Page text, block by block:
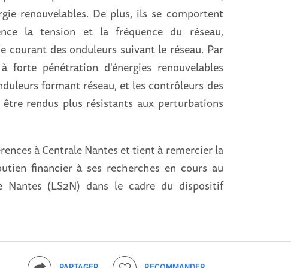
renouvelables. De plus, ils se comportent
la tension et la fréquence du réseau,
des onduleurs suivant le réseau. Par
forte pénétration d'énergies renouvelables
formant réseau, et les contrôleurs des
rendus plus résistants aux perturbations
à Centrale Nantes et tient à remercier la
financier à ses recherches en cours au
Nantes (LS2N) dans le cadre du dispositif